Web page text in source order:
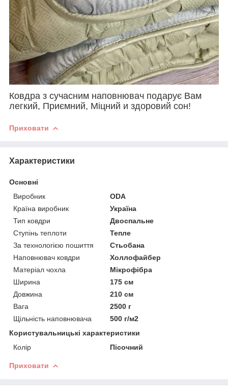
Ковдра з сучасним наповнювач подарує Вам
легкий, Приємний, Міцний и здоровий сон!
Приховати
Характеристики
Основні
Виробник
ODA
Країна виробник
Україна
Тип ковдри
Двоспальне
Ступінь теплоти
Тепле
За технологією пошиття
Стьобана
Наповнювач ковдри
Холлофайбер
Матеріал чохла
Мікрофібра
Ширина
175 см
Довжина
210 см
Вага
2500 г
Щільність наповнювача
500 г/м2
Користувальницькі характеристики
Колір
Пісочний
Приховати